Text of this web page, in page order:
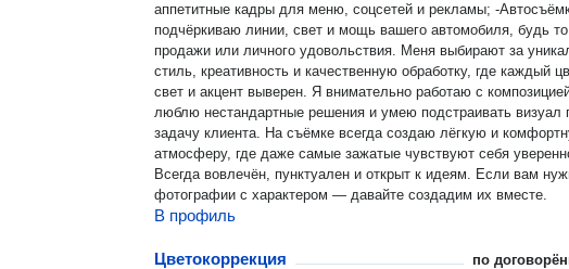
аппетитные кадры для меню, соцсетей и рекламы; -
подчёркиваю линии, свет и мощь вашего автомобиля, будь
продажи или личного удовольствия. Меня выбирают за
стиль, креативность и качественную обработку, где каждый
свет и акцент выверен. Я внимательно работаю с
люблю нестандартные решения и умею подстраивать визуал
задачу клиента. На съёмке всегда создаю лёгкую и
атмосферу, где даже самые зажатые чувствуют себя
Всегда вовлечён, пунктуален и открыт к идеям. Если вам нужны
фотографии с характером — давайте создадим их вместе.
В профиль
Цветокоррекция по